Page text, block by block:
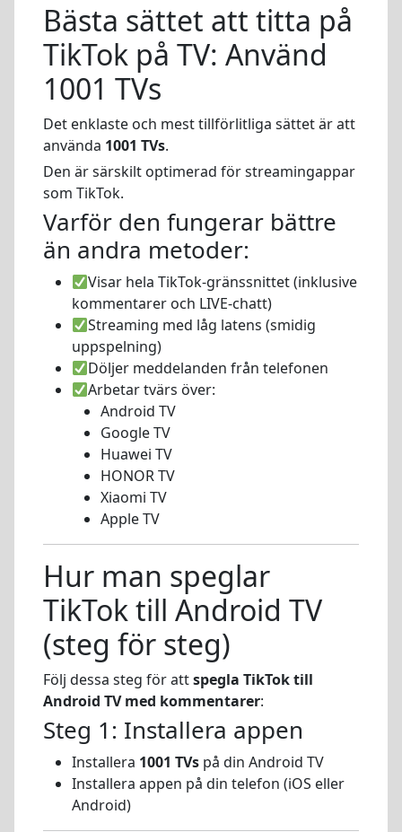
Bästa sättet att titta på
TikTok på TV: Använd
1001 TVs
Det enklaste och mest tillförlitliga sättet är att
använda 1001 TVs.
Den är särskilt optimerad för streamingappar
som TikTok.
Varför den fungerar bättre
än andra metoder:
Visar hela TikTok-gränssnittet (inklusive
kommentarer och LIVE-chatt)
Streaming med låg latens (smidig
uppspelning)
Döljer meddelanden från telefonen
Arbetar tvärs över:
Android TV
Google TV
Huawei TV
HONOR TV
Xiaomi TV
Apple TV
Hur man speglar
TikTok till Android TV
(steg för steg)
Följ dessa steg för attspegla TikTok till
Android TV med kommentarer:
Steg 1: Installera appen
Installera 1001 TVs på din Android TV
Installera appen på din telefon (iOS eller
Android)